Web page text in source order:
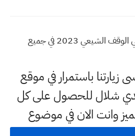
الكليات التي تقبل خريجي الوقف الشيعي 2023 في جميع
زيارتنا باستمرار في موقع
شلال للحصول على كل
وانت الان في موضوع